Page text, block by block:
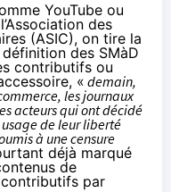
YouTube ou
des
(ASIC), on tire la
des SMàD
contributifs ou
« demain,
les journaux
acteurs qui ont décidé
de leur liberté
à une censure
déjà marqué
de
par